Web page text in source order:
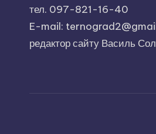
тел. 097-821-16-40
E-mail:
редактор сайту Василь